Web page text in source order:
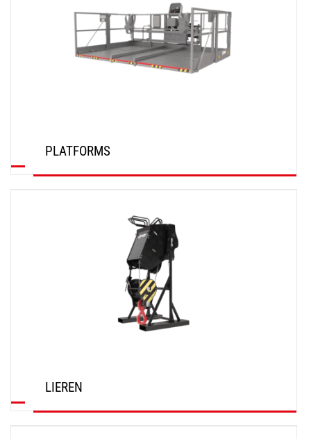
PLATFORMS
LIEREN